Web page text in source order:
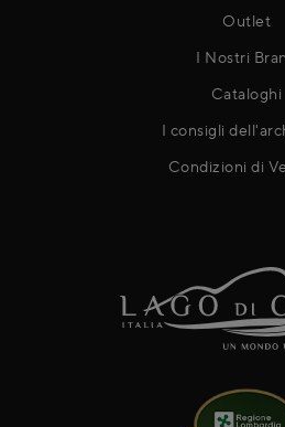
Outlet
I Nostri
Cataloghi
I consigli
Condizioni di